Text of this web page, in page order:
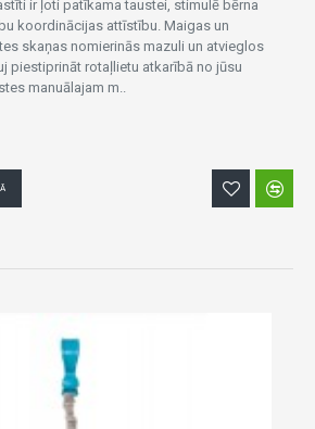
ir ļoti patīkama taustei, stimulē bērna
koordinācijas attīstību. Maigas un
skaņas nomierinās mazuli un atvieglos
piestiprināt rotaļlietu atkarībā no jūsu
manuālajam m..